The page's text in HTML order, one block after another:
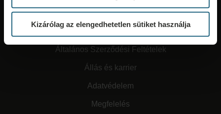
Kizárólag az elengedhetetlen sütiket használja
Rólunk
Általános Szerződési Feltételek
Állás és karrier
Adatvédelem
Megfelelés